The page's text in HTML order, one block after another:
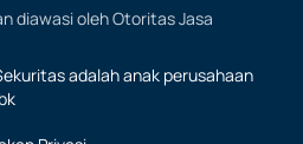
diawasi oleh Otoritas Jasa
adalah anak perusahaan